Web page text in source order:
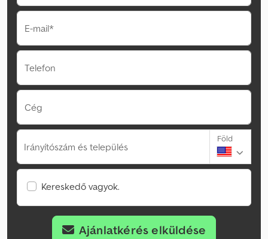
E-mail*
Telefon
Cég
Irányítószám és település
Föld
Kereskedő vagyok.
Ajánlatkérés elküldése